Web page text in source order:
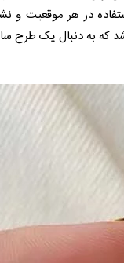
در هر موقعیت و
که به دنبال یک طرح